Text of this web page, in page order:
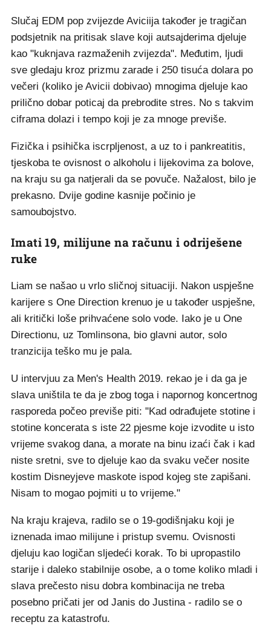
Slučaj EDM pop zvijezde Aviciija također je tragičan
podsjetnik na pritisak slave koji autsajderima djeluje
kao "kuknjava razmaženih zvijezda". Međutim, ljudi
sve gledaju kroz prizmu zarade i 250 tisuća dolara po
večeri (koliko je Avicii dobivao) mnogima djeluje kao
prilično dobar poticaj da prebrodite stres. No s takvim
ciframa dolazi i tempo koji je za mnoge previše.
Fizička i psihička iscrpljenost, a uz to i pankreatitis,
tjeskoba te ovisnost o alkoholu i lijekovima za bolove,
na kraju su ga natjerali da se povuče. Nažalost, bilo je
prekasno. Dvije godine kasnije počinio je
samoubojstvo.
Imati 19, milijune na računu i odriješene
ruke
Liam se našao u vrlo sličnoj situaciji. Nakon uspješne
karijere s One Direction krenuo je u također uspješne,
ali kritički loše prihvaćene solo vode. Iako je u One
Directionu, uz Tomlinsona, bio glavni autor, solo
tranzicija teško mu je pala.
U intervjuu za Men's Health 2019. rekao je i da ga je
slava uništila te da je zbog toga i napornog koncertnog
rasporeda počeo previše piti: "Kad odrađujete stotine i
stotine koncerata s iste 22 pjesme koje izvodite u isto
vrijeme svakog dana, a morate na binu izaći čak i kad
niste sretni, sve to djeluje kao da svaku večer nosite
kostim Disneyjeve maskote ispod kojeg ste zapišani.
Nisam to mogao pojmiti u to vrijeme."
Na kraju krajeva, radilo se o 19-godišnjaku koji je
iznenada imao milijune i pristup svemu. Ovisnosti
djeluju kao logičan sljedeći korak. To bi upropastilo
starije i daleko stabilnije osobe, a o tome koliko mladi i
slava prečesto nisu dobra kombinacija ne treba
posebno pričati jer od Janis do Justina - radilo se o
receptu za katastrofu.